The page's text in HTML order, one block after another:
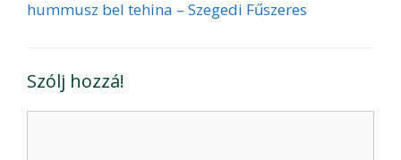
hummusz bel tehina – Szegedi Fűszeres
Szólj hozzá!